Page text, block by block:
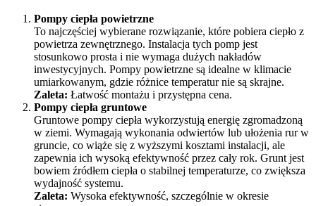
Pompy ciepła powietrzne
To najczęściej wybierane rozwiązanie, które pobiera ciepło z
powietrza zewnętrznego. Instalacja tych pomp jest
stosunkowo prosta i nie wymaga dużych nakładów
inwestycyjnych. Pompy powietrzne są idealne w klimacie
umiarkowanym, gdzie różnice temperatur nie są skrajne.
Zaleta: Łatwość montażu i przystępna cena.
Pompy ciepła gruntowe
Gruntowe pompy ciepła wykorzystują energię zgromadzoną
w ziemi. Wymagają wykonania odwiertów lub ułożenia rur w
gruncie, co wiąże się z wyższymi kosztami instalacji, ale
zapewnia ich wysoką efektywność przez cały rok. Grunt jest
bowiem źródłem ciepła o stabilnej temperaturze, co zwiększa
wydajność systemu.
Zaleta: Wysoka efektywność, szczególnie w okresie